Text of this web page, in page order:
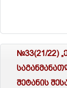
№33(21/22)
შეტანის